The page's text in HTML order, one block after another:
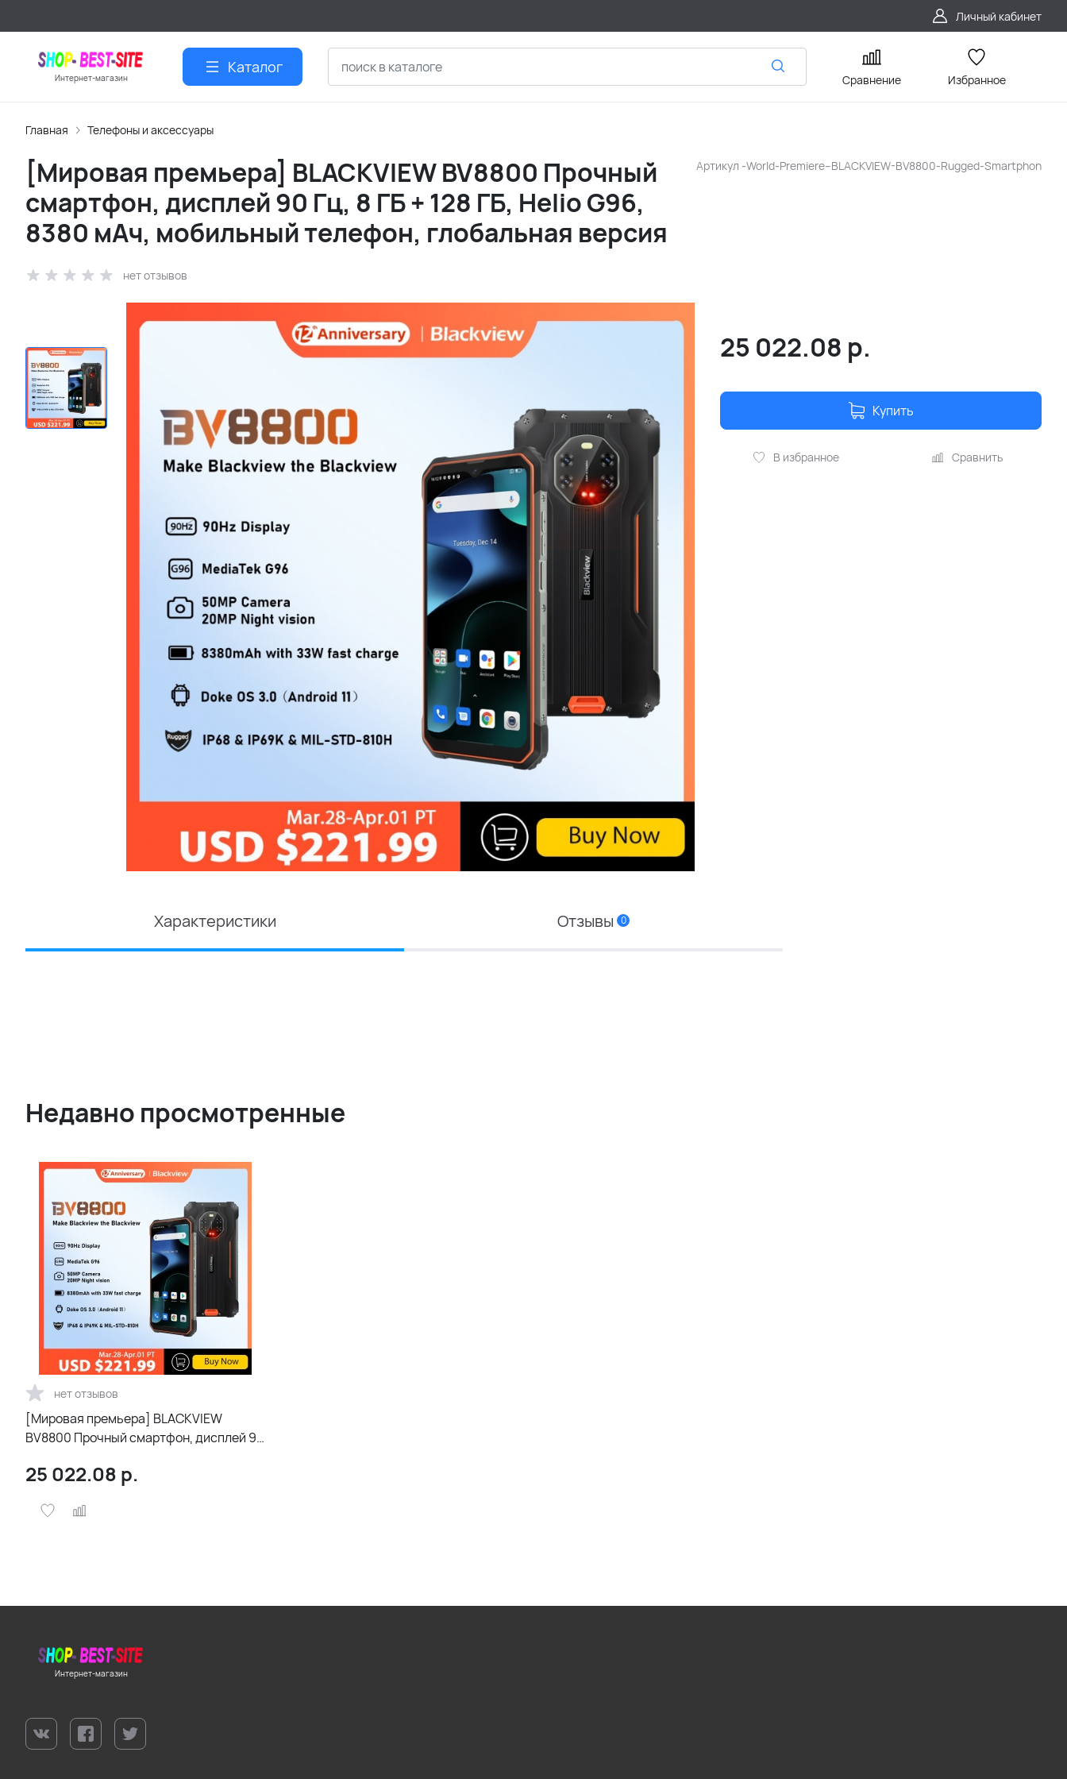
Личный кабинет
Интернет-магазин
Каталог
Сравнение Избранное
Главная Телефоны и аксессуары
Артикул -World-Premiere--BLACKVIEW-BV8800-Rugged-Smartphon
[Мировая премьера] BLACKVIEW BV8800 Прочный
смартфон, дисплей 90 Гц, 8 ГБ + 128 ГБ, Helio G96,
8380 мАч, мобильный телефон, глобальная версия
нет отзывов
25 022.08 р.
Купить
В избранное Сравнить
Характеристики Отзывы 0
Недавно просмотренные
нет отзывов
[Мировая премьера] BLACKVIEW
BV8800 Прочный смартфон, дисплей 90
мобильный телефон, глобальная
25 022.08 р.
Интернет-магазин